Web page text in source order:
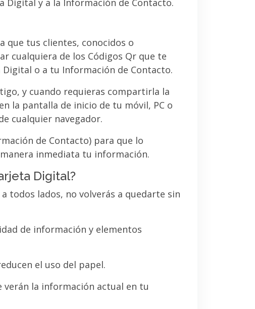
Digital y a la Información de Contacto.
que tus clientes, conocidos o
cualquiera de los Códigos Qr que te
o a tu Información de Contacto.
y cuando requieras compartirla la
la pantalla de inicio de tu móvil, PC o
cualquier navegador.
de Contacto) para que lo
inmediata tu información.
Digital?
todos lados, no volverás a quedarte sin
de información y elementos
el uso del papel.
verán la información actual en tu